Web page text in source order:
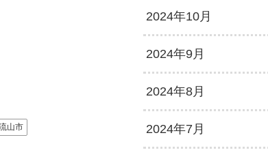
山市
2024年10月
2024年9月
2024年8月
2024年7月